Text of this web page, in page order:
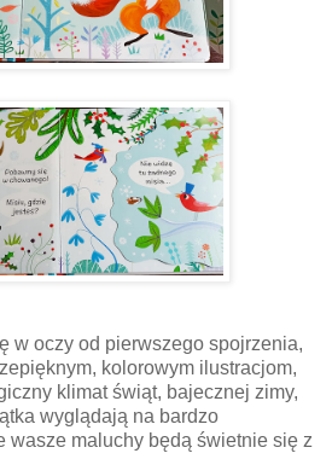
w oczy od pierwszego spojrzenia,
kolorowym ilustracjom,
klimat świąt, bajecznej zimy,
wyglądają na bardzo
wasze maluchy będą świetnie się z